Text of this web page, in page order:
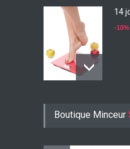
14
-
-10%
Boutique Minceur